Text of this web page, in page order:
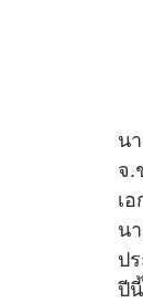
น
จ.
เ
น
ป
ปี